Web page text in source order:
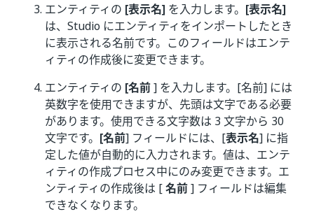
エンティティの [表示名] を入力します。 [表示名]
は、Studio にエンティティをインポートしたとき
に表示される名前です。このフィールドはエンテ
ィティの作成後に変更できます。
エンティティの [名前] を入力します。[名前] には
英数字を使用できますが、先頭は文字である必要
があります。使用できる文字数は 3 文字から 30
文字です。 [名前] フィールドには、[表示名] に指
定した値が自動的に入力されます。値は、エンテ
ィティの作成プロセス中にのみ変更できます。エ
ンティティの作成後は [名前] フィールドは編集
できなくなります。